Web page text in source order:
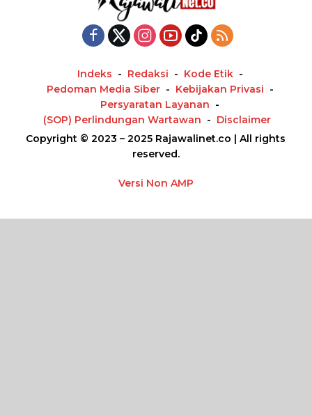
Indeks Redaksi
Kode Etik
Pedoman Media Siber
Kebijakan Privasi
Persyaratan Layanan
(SOP) Perlindungan Wartawan
Disclaimer
Copyright © 2023 – 2025 Rajawalinet.co | All rights
reserved.
Versi Non AMP